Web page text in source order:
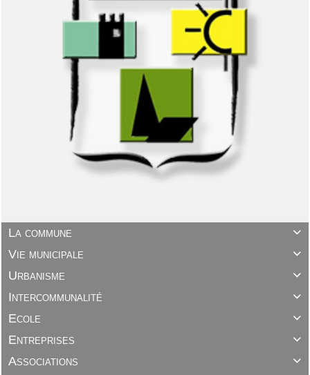

La commune

Vie municipale

Urbanisme

Intercommunalité

Ecole

Entreprises

Associations